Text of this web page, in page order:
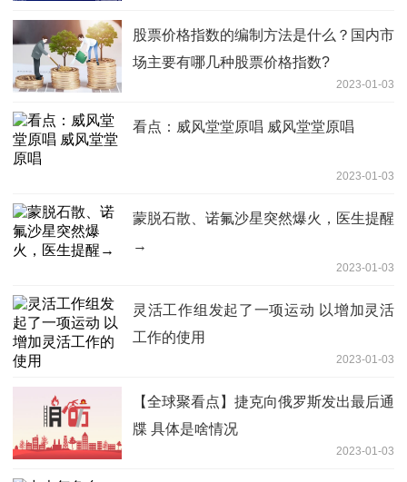
股票价格指数的编制方法是什么？国内市
场主要有哪几种股票价格指数?
2023-01-03
看点：威风堂堂原唱 威风堂堂原唱
2023-01-03
蒙脱石散、诺氟沙星突然爆火，医生提醒
→
2023-01-03
灵活工作组发起了一项运动 以增加灵活
工作的使用
2023-01-03
【全球聚看点】捷克向俄罗斯发出最后通
牒 具体是啥情况
2023-01-03